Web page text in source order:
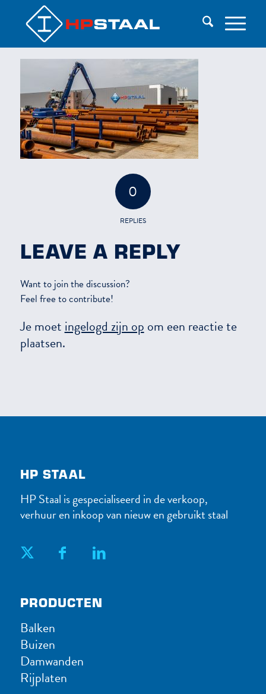
0
REPLIES
LEAVE A REPLY
Want to join the discussion?
Feel free to contribute!
Je moet ingelogd zijn op om een reactie te
plaatsen.
HP STAAL
HP Staal is gespecialiseerd in de verkoop,
verhuur en inkoop van nieuw en gebruikt staal
PRODUC​TEN
Balken
Buizen
Damwanden
Rijplaten